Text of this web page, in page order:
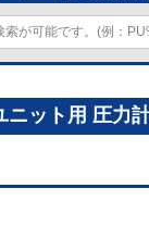
ニット用 圧力